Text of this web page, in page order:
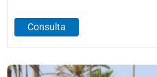
Consulta